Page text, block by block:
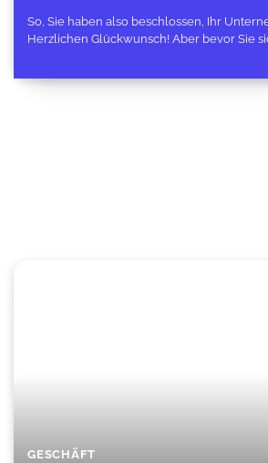
So, Sie haben also beschlossen, Ihr
Herzlichen Glückwunsch! Aber bevor Sie
GESCHÄFT